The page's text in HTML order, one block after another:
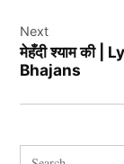
Next
मेहँदी श्याम की
Bhajans
Search